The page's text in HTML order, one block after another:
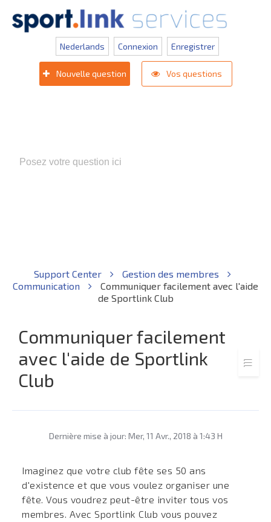
Nederlands Connexion Enregistrer
Nouvelle question Vos questions
Support Center
Gestion des membres
Communication
Communiquer facilement avec l'aide
de Sportlink Club
Communiquer facilement
avec l'aide de Sportlink
Club
Dernière mise à jour: Mer, 11 Avr., 2018 à 1:43 H
Imaginez que votre club fête ses 50 ans
d'existence et que vous voulez organiser une
fête. Vous voudrez peut-être inviter tous vos
membres. Avec Sportlink Club vous pouvez